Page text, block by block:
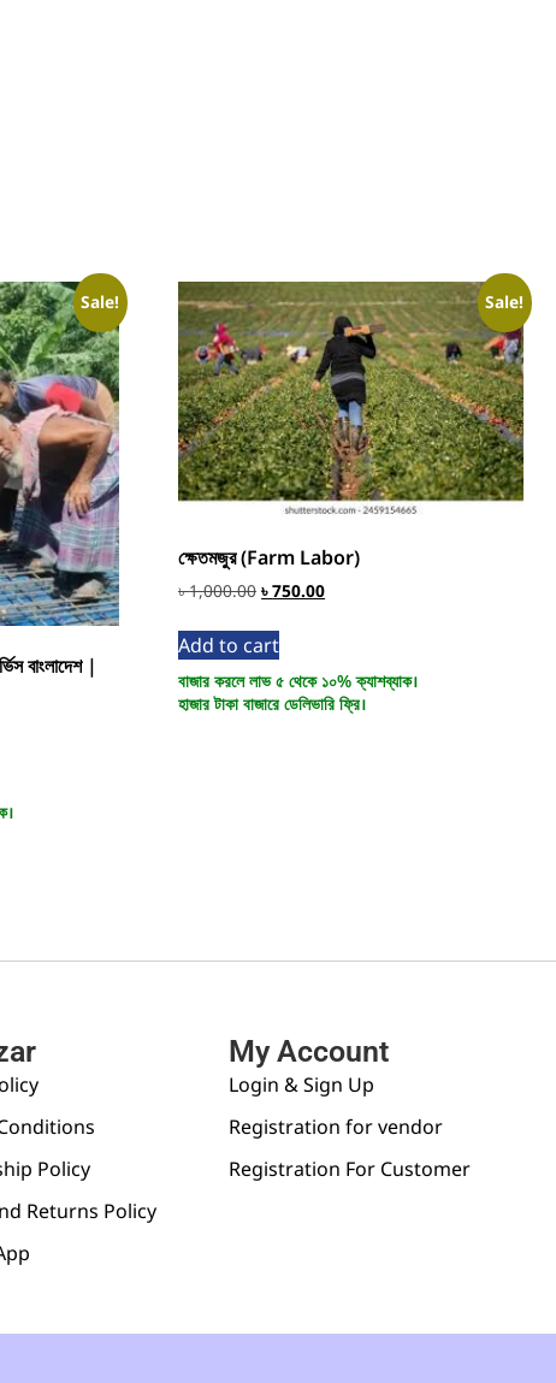
Sale!
বাংলাদেশ |
Sale!
ক্ষেতমজুর (Farm Labor)
৳1,000.00 ৳750.00
Add to cart
বাজার করলে লাভ ৫ থেকে ১০% ক্যাশব্যাক।
হাজার টাকা বাজারে ডেলিভারি ফ্রি।
Policy
Returns Policy
My Account
Login & Sign Up
Registration for vendor
Registration For Customer